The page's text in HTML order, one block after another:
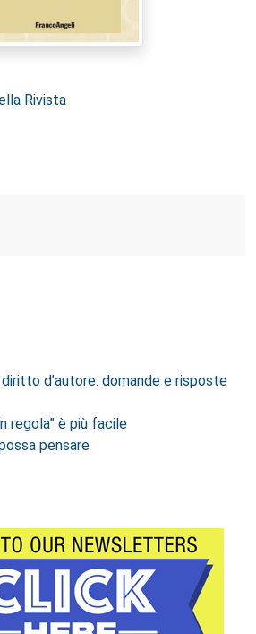
Rivista
d’autore: domande e risposte
regola” è più facile
pensare